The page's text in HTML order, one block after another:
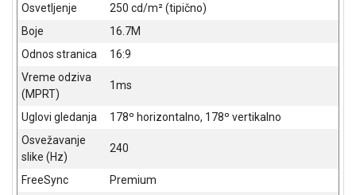
Osvetljenje
250 cd/m² (tipično)
Boje
16.7M
Odnos stranica
16:9
Vreme odziva
(MPRT)
1ms
Uglovi gledanja
178º horizontalno, 178º vertikalno
Osvežavanje
slike (Hz)
240
FreeSync
Premium